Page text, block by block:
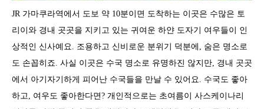
JR 가마쿠라역에서 도보 약 10분이면 도착하는 이곳은 수많은 토
리이와 경내 곳곳을 지키고 있는 귀여운 하얀 도자기 여우들이 인
상적인 신사예요. 조용하고 신비로운 분위기 덕분에, 숨은 명소로
도 손꼽히죠. 사실 이곳은 수국 명소로 유명하진 않지만, 경내 곳곳
에서 아기자기하게 피어난 수국들을 만날 수 있어요. 수국도 좋아
하고, 여우도 좋아한다면? 개인적으로는 초여름이 사스케이나리